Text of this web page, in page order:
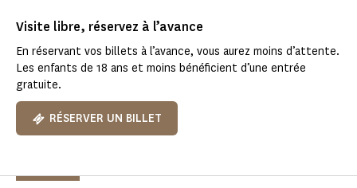
Visite libre, réservez à l’avance
En réservant vos billets à l’avance, vous aurez moins d’attente.
Les enfants de 18 ans et moins bénéficient d’une entrée
gratuite.
RÉSERVER UN BILLET